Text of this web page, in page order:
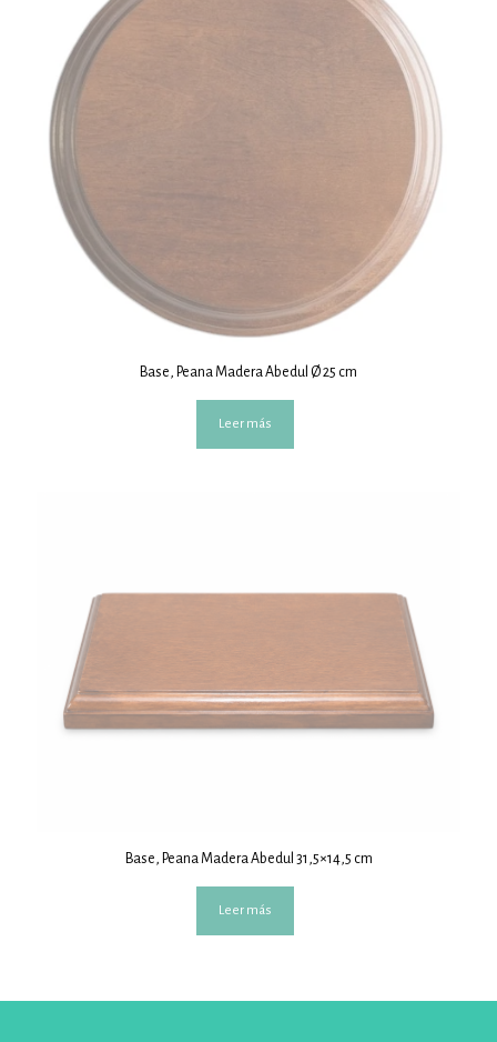
Base, Peana Madera Abedul Ø 25 cm
Leer más
Base, Peana Madera Abedul 31,5×14,5 cm
Leer más